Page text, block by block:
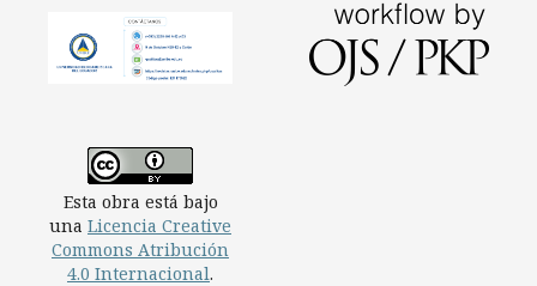
Esta obra está bajo
una Licencia Creative
Commons Atribución
4.0 Internacional.